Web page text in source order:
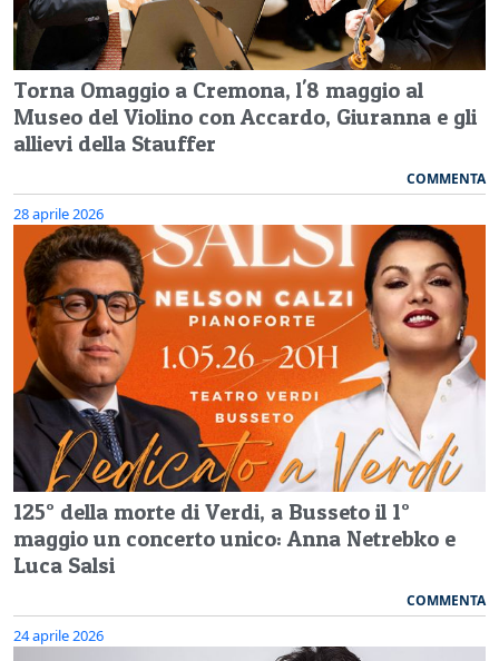
Torna Omaggio a Cremona, l'8 maggio al
Museo del Violino con Accardo, Giuranna e gli
allievi della Stauffer
COMMENTA
28 aprile 2026
125° della morte di Verdi, a Busseto il 1°
maggio un concerto unico: Anna Netrebko e
Luca Salsi
COMMENTA
24 aprile 2026